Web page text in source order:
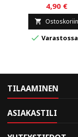
4,90 €
 Ostoskoriin
 Varastossa
TILAAMINEN
ASIAKASTILI